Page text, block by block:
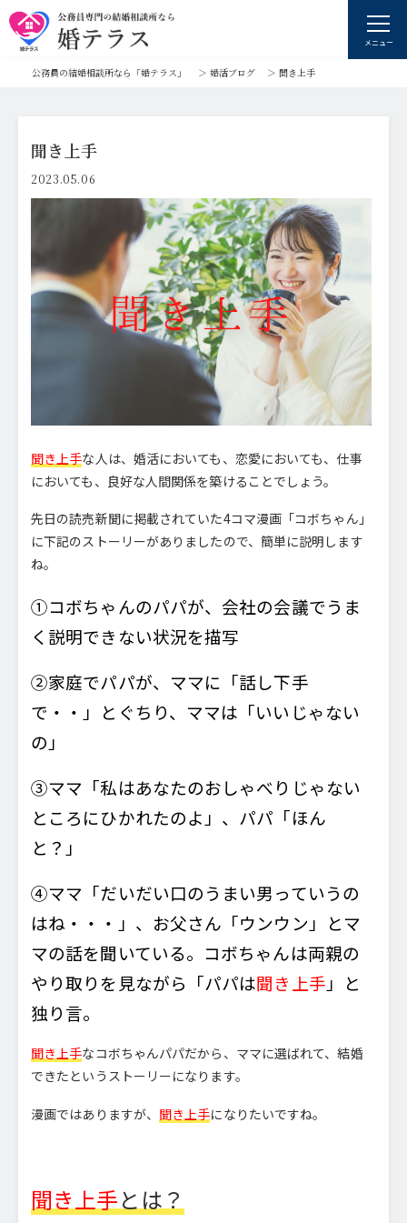
メニュー
公務員の結婚相談所なら「婚テラス」 ＞ 婚活ブログ ＞ 聞き上手
聞き上手
2023.05.06
聞き上手な人は、婚活においても、恋愛においても、仕事
においても、良好な人間関係を築けることでしょう。
先日の読売新聞に掲載されていた4コマ漫画「コボちゃん」
に下記のストーリーがありましたので、簡単に説明します
ね。
①コボちゃんのパパが、会社の会議でうま
く説明できない状況を描写
②家庭でパパが、ママに「話し下手
で・・」とぐちり、ママは「いいじゃない
の」
③ママ「私はあなたのおしゃべりじゃない
ところにひかれたのよ」、パパ「ほん
と？」
④ママ「だいだい口のうまい男っていうの
はね・・・」、お父さん「ウンウン」とマ
マの話を聞いている。コボちゃんは両親の
やり取りを見ながら「パパは聞き上手 」と
独り言。
聞き上手なコボちゃんパパだから、ママに選ばれて、結婚
できたというストーリーになります。
漫画ではありますが、 聞き上手になりたいですね。
聞き上手とは？